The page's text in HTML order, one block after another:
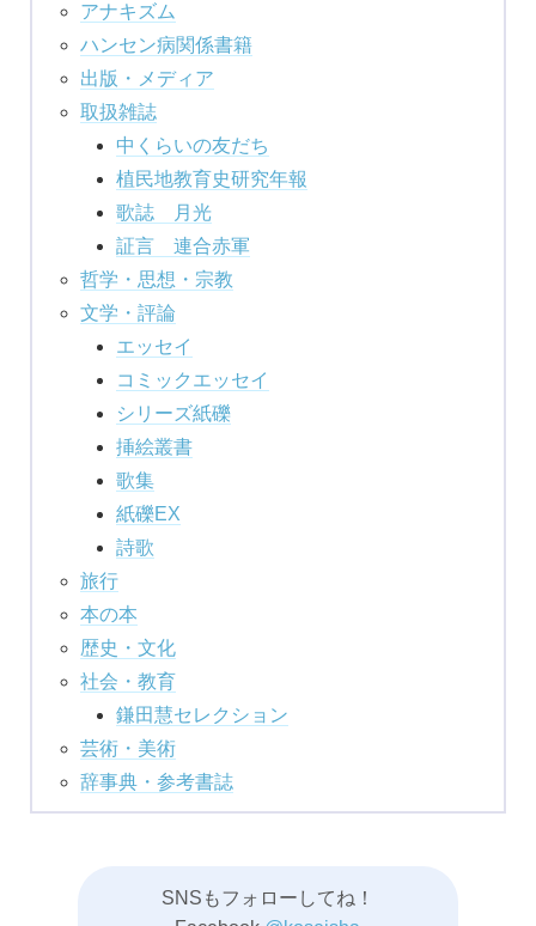
アナキズム
ハンセン病関係書籍
出版・メディア
取扱雑誌
中くらいの友だち
植民地教育史研究年報
歌誌 月光
証言 連合赤軍
哲学・思想・宗教
文学・評論
エッセイ
コミックエッセイ
シリーズ紙礫
挿絵叢書
歌集
紙礫EX
詩歌
旅行
本の本
歴史・文化
社会・教育
鎌田慧セレクション
芸術・美術
辞事典・参考書誌
SNSもフォローしてね！